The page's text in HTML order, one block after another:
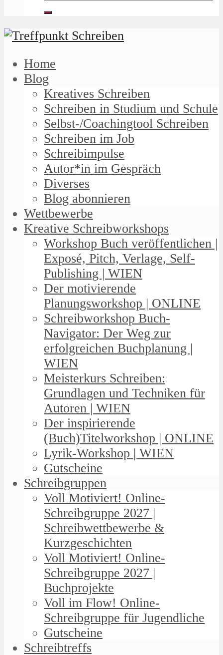
Home
Blog
Kreatives Schreiben
Schreiben in Studium und Schule
Selbst-/Coachingtool Schreiben
Schreiben im Job
Schreibimpulse
Autor*in im Gespräch
Diverses
Blog abonnieren
Wettbewerbe
Kreative Schreibworkshops
Workshop Buch veröffentlichen |
Exposé, Pitch, Verlage, Self-
Publishing | WIEN
Der motivierende
Planungsworkshop | ONLINE
Schreibworkshop Buch-
Navigator: Der Weg zur
erfolgreichen Buchplanung |
WIEN
Meisterkurs Schreiben:
Grundlagen und Techniken für
Autoren | WIEN
Der inspirierende
(Buch)Titelworkshop | ONLINE
Lyrik-Workshop | WIEN
Gutscheine
Schreibgruppen
Voll Motiviert! Online-
Schreibgruppe 2027 |
Schreibwettbewerbe &
Kurzgeschichten
Voll Motiviert! Online-
Schreibgruppe 2027 |
Buchprojekte
Voll im Flow! Online-
Schreibgruppe für Jugendliche
Gutscheine
Schreibtreffs